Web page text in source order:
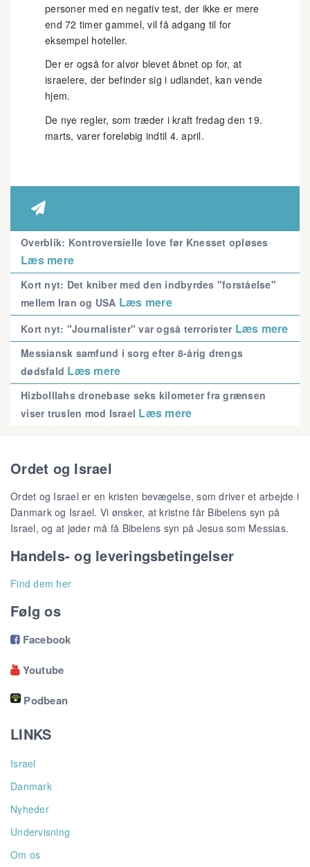
personer med en negativ test, der ikke er mere
end 72 timer gammel, vil få adgang til for
eksempel hoteller.
Der er også for alvor blevet åbnet op for, at
israelere, der befinder sig i udlandet, kan vende
hjem.
De nye regler, som træder i kraft fredag den 19.
marts, varer foreløbig indtil 4. april.

Overblik: Kontroversielle love før Knesset opløses
Læs mere
Kort nyt: Det kniber med den indbyrdes "forståelse"
mellem Iran og USA Læs mere
Kort nyt: "Journalister" var også terrorister Læs mere
Messiansk samfund i sorg efter 8-årig drengs
dødsfald Læs mere
Hizbolllahs dronebase seks kilometer fra grænsen
viser truslen mod Israel Læs mere
Ordet og Israel
Ordet og Israel er en kristen bevægelse, som driver et arbejde i
Danmark og Israel. Vi ønsker, at kristne får Bibelens syn på
Israel, og at jøder må få Bibelens syn på Jesus som Messias.
Handels- og leveringsbetingelser
Find dem her
Følg os
Facebook
Youtube
Podbean
LINKS
Israel
Danmark
Nyheder
Undervisning
Om os